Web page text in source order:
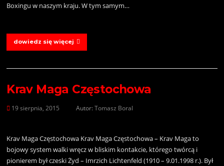
Boxingu w naszym kraju. W tym samym…
dowiedz się więcej
Krav Maga Częstochowa
19 sierpnia, 2015 Autor:Tomasz Boral
Krav Maga Częstochowa Krav Maga Częstochowa – Krav Maga to
bojowy system walki wręcz w bliskim kontakcie, którego twórcą i
pionierem był czeski Żyd – Imrzich Lichtenfeld (1910 – 9.01.1998 r.). Był